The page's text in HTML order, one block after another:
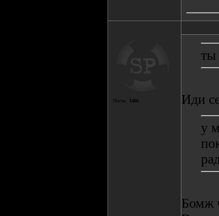
Посты: 1406
ты
Иди
у
Бомж